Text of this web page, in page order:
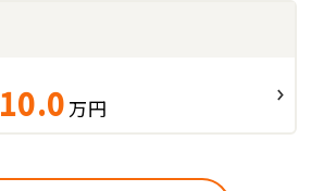
10.0 万円